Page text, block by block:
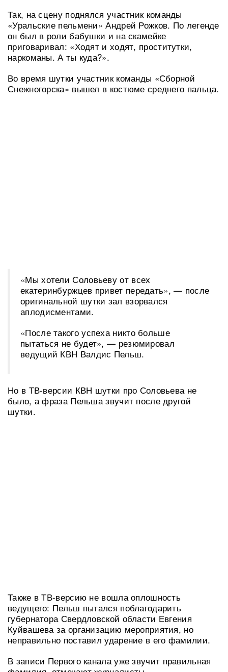
Так, на сцену поднялся участник команды
«Уральские пельмени» Андрей Рожков. По легенде
он был в роли бабушки и на скамейке
приговаривал: «Ходят и ходят, проститутки,
наркоманы. А ты куда?».
Во время шутки участник команды «Сборной
Снежногорска» вышел в костюме среднего пальца.
«Мы хотели Соловьеву от всех
екатеринбуржцев привет передать», — после
оригинальной шутки зал взорвался
аплодисментами.
«После такого успеха никто больше
пытаться не будет», — резюмировал
ведущий КВН Валдис Пельш.
Но в ТВ-версии КВН шутки про Соловьева не
было, а фраза Пельша звучит после другой
шутки.
Также в ТВ-версию не вошла оплошность
ведущего: Пельш пытался поблагодарить
губернатора Свердловской области Евгения
Куйвашева за организацию мероприятия, но
неправильно поставил ударение в его фамилии.
В записи Первого канала уже звучит правильная